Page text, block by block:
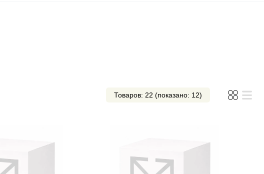
Товаров: 22 (показано: 12)